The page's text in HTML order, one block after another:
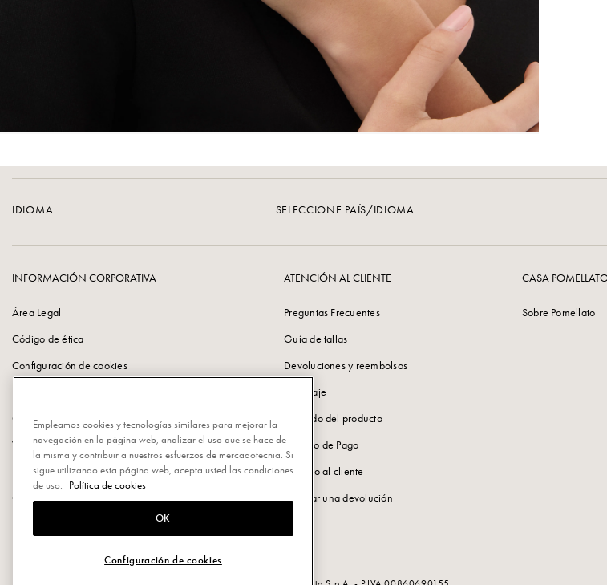
IDIOMA SELECCIONE PAÍS/IDIOMA
INFORMACIÓN CORPORATIVA
Área Legal
Código de ética
Configuración de cookies
Cookie Policy
Vulnerability Disclosure Policy
Información corporativa
Carreras en Pomellato
ATENCIÓN AL CLIENTE
Preguntas Frecuentes
Guía de tallas
Devoluciones y reembolsos
Embalaje
Cuidado del producto
Método de Pago
Servicio al cliente
Solicitar una devolución
CASA
Sobre Pomellato
Empleamos cookies y tecnologías similares para mejorar la
navegación en la página web, analizar el uso que se hace de
la misma y contribuir a nuestros esfuerzos de mercadotecnia. Si
sigue utilizando esta página web, acepta usted las condiciones
de uso.
Política de cookies
OK
Configuración de cookies